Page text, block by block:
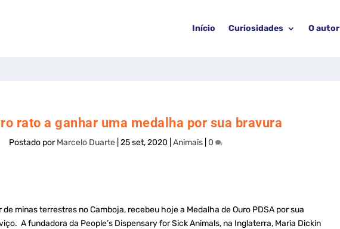
Início Curiosidades O autor
rato a ganhar uma medalha por sua bravura
Postado porMarcelo Duarte| 25 set, 2020 Animais| 0
minas terrestres no Camboja, recebeu hoje a Medalha de Ouro PDSA por sua
A fundadora da People’s Dispensary for Sick Animals, na Inglaterra, Maria Dickin